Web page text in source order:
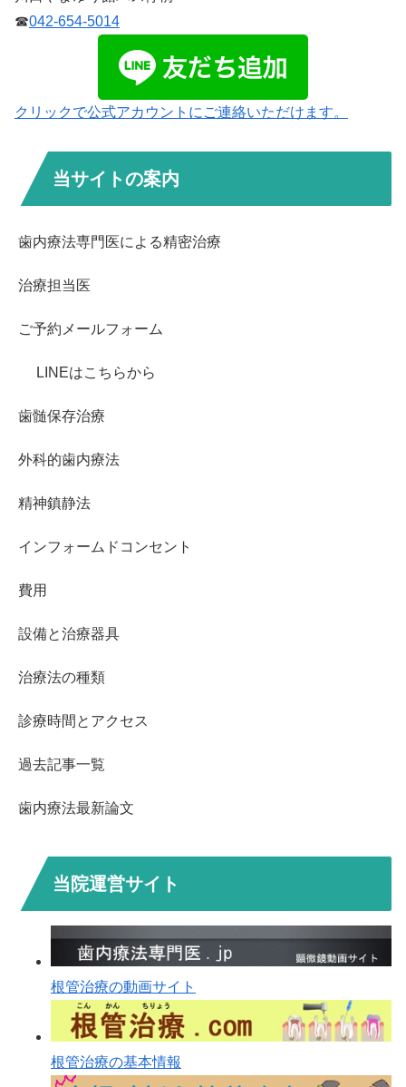
☎042-654-5014
クリックで公式アカウントにご連絡いただけます。
当サイトの案内
歯内療法専門医による精密治療
治療担当医
ご予約メールフォーム
LINEはこちらから
歯髄保存治療
外科的歯内療法
精神鎮静法
インフォームドコンセント
費用
設備と治療器具
治療法の種類
診療時間とアクセス
過去記事一覧
歯内療法最新論文
当院運営サイト
根管治療の動画サイト
根管治療の基本情報